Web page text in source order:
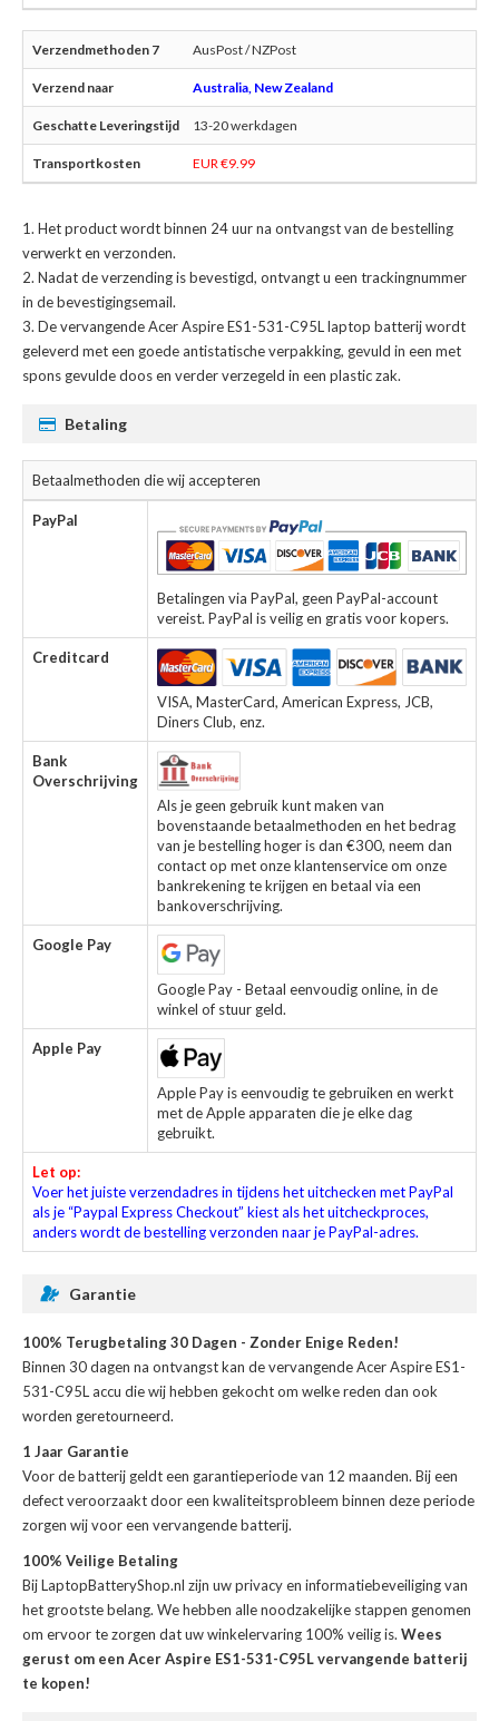
AusPost / NZPost
Australia, New Zealand
13-20 werkdagen
EUR €9.99
Het product wordt binnen 24 uur na ontvangst van de bestelling
verwerkt en verzonden.
Nadat de verzending is bevestigd, ontvangt u een trackingnummer
in de bevestigingsemail.
Devervangende Acer Aspire ES1-531-C95L laptop batterijwordt
geleverd met een goede antistatische verpakking, gevuld in een met
spons gevulde doos en verder verzegeld in een plastic zak.
Betaling
Betaalmethoden die wij accepteren
PayPal
Betalingen via PayPal, geen PayPal-account
vereist. PayPal is veilig en gratis voor kopers.
Creditcard
VISA, MasterCard, American Express, JCB,
Diners Club, enz.
Bank
Overschrijving
Als je geen gebruik kunt maken van
bovenstaande betaalmethoden en het bedrag
van je bestelling hoger is dan €300, neem dan
contact op met onze klantenservice om onze
bankrekening te krijgen en betaal via een
bankoverschrijving.
Google Pay
Google Pay - Betaal eenvoudig online, in de
winkel of stuur geld.
Apple Pay
Apple Pay is eenvoudig te gebruiken en werkt
met de Apple apparaten die je elke dag
gebruikt.
Let op:
Voer het juiste verzendadres in tijdens het uitchecken met PayPal
als je “Paypal Express Checkout” kiest als het uitcheckproces,
anders wordt de bestelling verzonden naar je PayPal-adres.
Garantie
100% Terugbetaling 30 Dagen - Zonder Enige Reden!
Binnen 30 dagen na ontvangst kan devervangende Acer Aspire ES1-
531-C95L accu die wij hebben gekocht om welke reden dan ook
worden geretourneerd.
1 Jaar Garantie
Voor debatterij geldt een garantieperiode van 12 maanden. Bij een
defect veroorzaakt door een kwaliteitsprobleem binnen deze periode
zorgen wij voor een vervangende batterij.
100% Veilige Betaling
Bij LaptopBatteryShop.nl zijn uw privacy en informatiebeveiliging van
het grootste belang. We hebben alle noodzakelijke stappen genomen
om ervoor te zorgen dat uw winkelervaring 100% veilig is. Wees
gerust om een Acer Aspire ES1-531-C95L vervangende batterij
te kopen!